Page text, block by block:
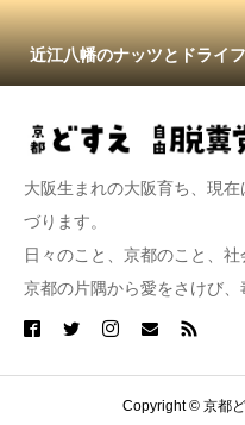
近江八幡のナッツとドライ
大阪生まれの大阪育ち、現
づります。
日々のこと、京都のこと、社
京都の片隅から愛をさけび、
Copyright © 京都